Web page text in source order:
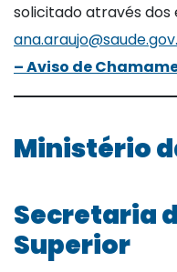
solicitado através dos
– Aviso de
Ministério
Secretaria
Superior